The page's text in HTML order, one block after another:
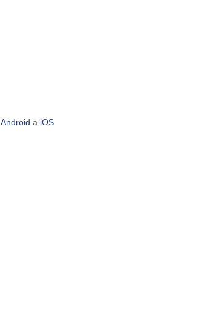
Android a iOS